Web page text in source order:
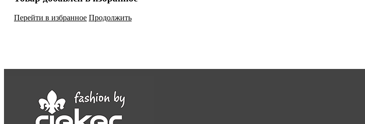
Перейти в избранное Продолжить